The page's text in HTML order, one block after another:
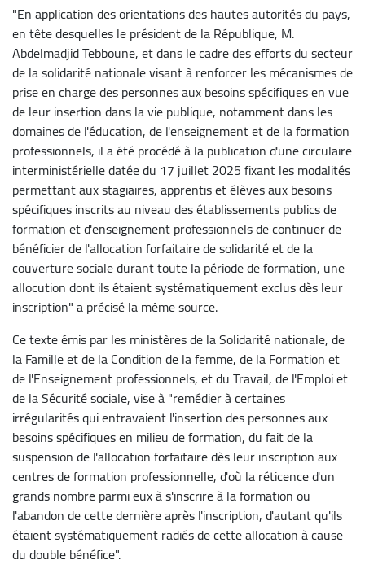
"En application des orientations des hautes autorités du pays,
en tête desquelles le président de la République, M.
Abdelmadjid Tebboune, et dans le cadre des efforts du secteur
de la solidarité nationale visant à renforcer les mécanismes de
prise en charge des personnes aux besoins spécifiques en vue
de leur insertion dans la vie publique, notamment dans les
domaines de l'éducation, de l'enseignement et de la formation
professionnels, il a été procédé à la publication d'une circulaire
interministérielle datée du 17 juillet 2025 fixant les modalités
permettant aux stagiaires, apprentis et élèves aux besoins
spécifiques inscrits au niveau des établissements publics de
formation et d'enseignement professionnels de continuer de
bénéficier de l'allocation forfaitaire de solidarité et de la
couverture sociale durant toute la période de formation, une
allocution dont ils étaient systématiquement exclus dès leur
inscription" a précisé la même source.
Ce texte émis par les ministères de la Solidarité nationale, de
la Famille et de la Condition de la femme, de la Formation et
de l'Enseignement professionnels, et du Travail, de l'Emploi et
de la Sécurité sociale, vise à "remédier à certaines
irrégularités qui entravaient l'insertion des personnes aux
besoins spécifiques en milieu de formation, du fait de la
suspension de l'allocation forfaitaire dès leur inscription aux
centres de formation professionnelle, d'où la réticence d'un
grands nombre parmi eux à s'inscrire à la formation ou
l'abandon de cette dernière après l'inscription, d'autant qu'ils
étaient systématiquement radiés de cette allocation à cause
du double bénéfice".